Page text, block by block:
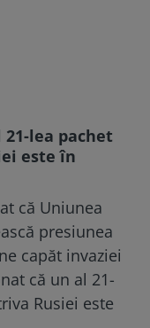
lea pachet
este în
că Uniunea
presiunea
capăt invaziei
că un al 21-
Rusiei este